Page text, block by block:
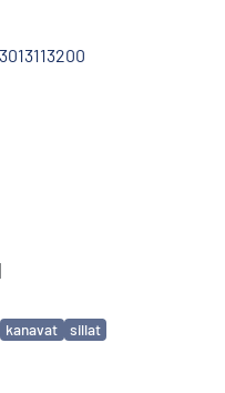
kanavat
sillat